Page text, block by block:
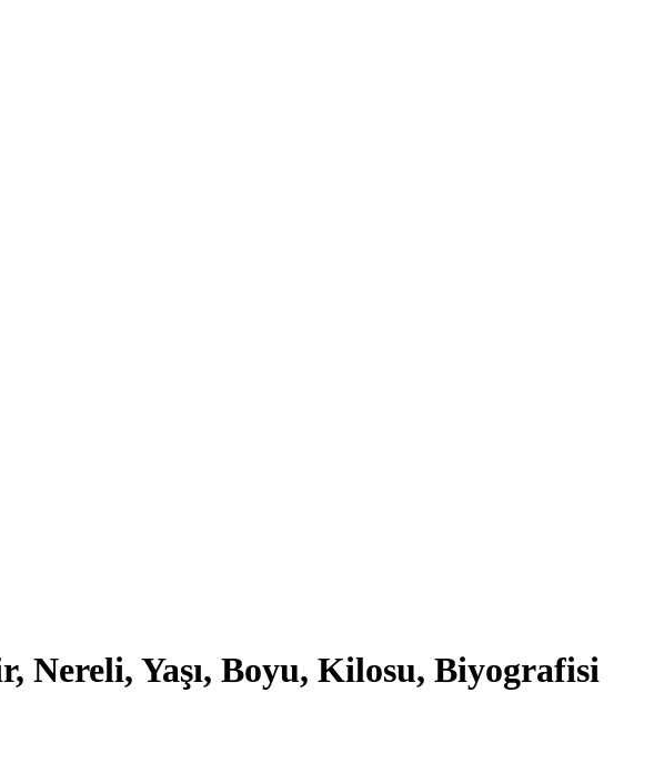
Nereli, Yaşı, Boyu, Kilosu, Biyografisi